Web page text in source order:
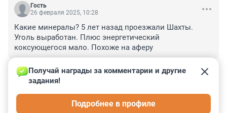
Гость
26 февраля 2025, 10:28
Какие минералы? 5 лет назад проезжали Шахты.
Уголь выработан. Плюс энергетический
коксующегося мало. Похоже на аферу
ОТВЕТИТЬ –0
Гость
Получай награды за комментарии и другие
задания!
Подробнее в профиле